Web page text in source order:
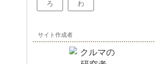
ろ わ
サイト作成者